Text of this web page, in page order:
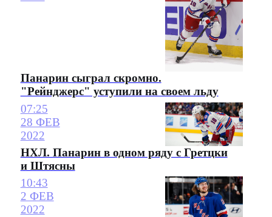
Панарин сыграл скромно.
"Рейнджерс" уступили на своем льду
07:25
28 ФЕВ
2022
НХЛ. Панарин в одном ряду с Гретцки
и Штясны
10:43
2 ФЕВ
2022